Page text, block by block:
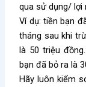
qua sử dụng/ lợi
Ví dụ: tiền bạn
tháng sau khi
là 50 triệu
bạn đã bỏ ra là
Hãy luôn kiểm